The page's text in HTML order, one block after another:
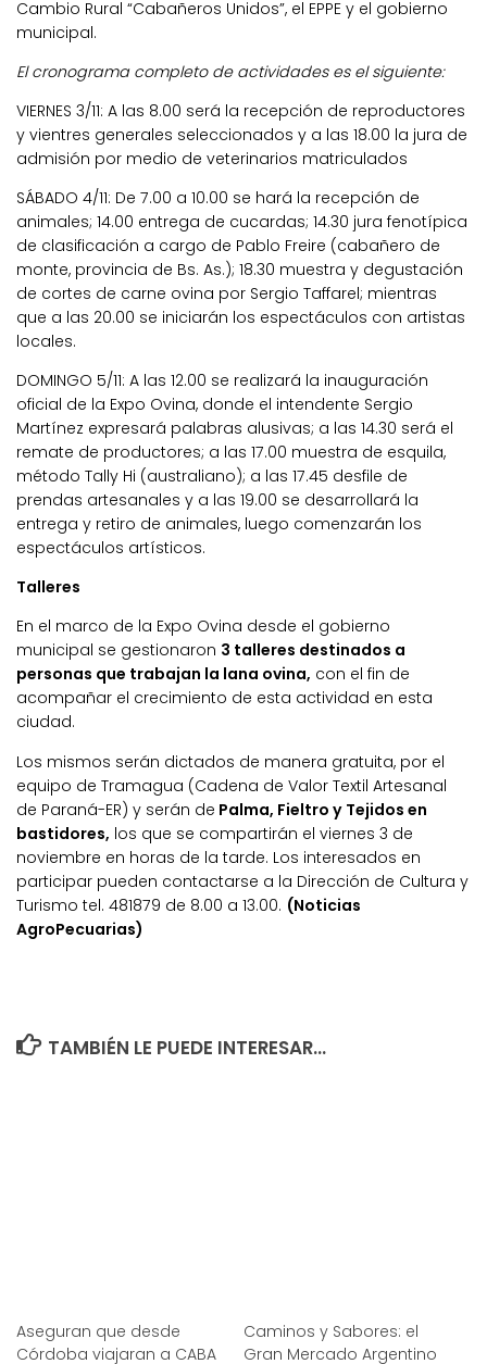
Cambio Rural “Cabañeros Unidos”, el EPPE y el gobierno
municipal.
El cronograma completo de actividades es el siguiente:
VIERNES 3/11: A las 8.00 será la recepción de reproductores
y vientres generales seleccionados y a las 18.00 la jura de
admisión por medio de veterinarios matriculados
SÁBADO 4/11: De 7.00 a 10.00 se hará la recepción de
animales; 14.00 entrega de cucardas; 14.30 jura fenotípica
de clasificación a cargo de Pablo Freire (cabañero de
monte, provincia de Bs. As.); 18.30 muestra y degustación
de cortes de carne ovina por Sergio Taffarel; mientras
que a las 20.00 se iniciarán los espectáculos con artistas
locales.
DOMINGO 5/11: A las 12.00 se realizará la inauguración
oficial de la Expo Ovina, donde el intendente Sergio
Martínez expresará palabras alusivas; a las 14.30 será el
remate de productores; a las 17.00 muestra de esquila,
método Tally Hi (australiano); a las 17.45 desfile de
prendas artesanales y a las 19.00 se desarrollará la
entrega y retiro de animales, luego comenzarán los
espectáculos artísticos.
Talleres
En el marco de la Expo Ovina desde el gobierno
municipal se gestionaron 3 talleres destinados a
personas que trabajan la lana ovina, con el fin de
acompañar el crecimiento de esta actividad en esta
ciudad.
Los mismos serán dictados de manera gratuita, por el
equipo de Tramagua (Cadena de Valor Textil Artesanal
de Paraná-ER) y serán de Palma, Fieltro y Tejidos en
bastidores, los que se compartirán el viernes 3 de
noviembre en horas de la tarde. Los interesados en
participar pueden contactarse a la Dirección de Cultura y
Turismo tel. 481879 de 8.00 a 13.00. (Noticias
AgroPecuarias)
TAMBIÉN LE PUEDE INTERESAR...
Aseguran que desde
Córdoba viajaran a CABA
Caminos y Sabores: el
Gran Mercado Argentino